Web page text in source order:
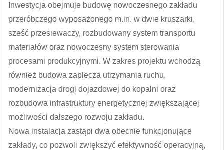
Inwestycja obejmuje budowę nowoczesnego zakładu
przeróbczego wyposażonego m.in. w dwie kruszarki,
sześć przesiewaczy, rozbudowany system transportu
materiałów oraz nowoczesny system sterowania
procesami produkcyjnymi. W zakres projektu wchodzą
również budowa zaplecza utrzymania ruchu,
modernizacja drogi dojazdowej do kopalni oraz
rozbudowa infrastruktury energetycznej zwiększającej
możliwości dalszego rozwoju zakładu.
Nowa instalacja zastąpi dwa obecnie funkcjonujące
zakłady, co pozwoli zwiększyć efektywność operacyjną,